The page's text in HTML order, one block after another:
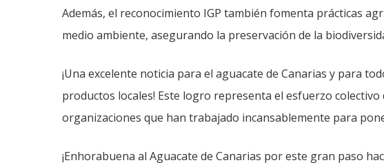
Además, el reconocimiento IGP también fomenta prácticas
medio ambiente, asegurando la preservación de la
¡Una excelente noticia para el aguacate de Canarias y para
productos locales! Este logro representa el esfuerzo
organizaciones que han trabajado incansablemente para
¡Enhorabuena al Aguacate de Canarias por este gran paso